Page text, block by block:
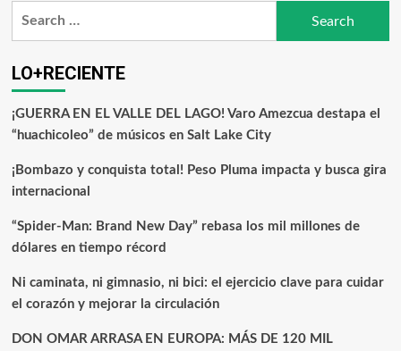
LO+RECIENTE
¡GUERRA EN EL VALLE DEL LAGO! Varo Amezcua destapa el
“huachicoleo” de músicos en Salt Lake City
¡Bombazo y conquista total! Peso Pluma impacta y busca gira
internacional
“Spider-Man: Brand New Day” rebasa los mil millones de
dólares en tiempo récord
Ni caminata, ni gimnasio, ni bici: el ejercicio clave para cuidar
el corazón y mejorar la circulación
DON OMAR ARRASA EN EUROPA: MÁS DE 120 MIL